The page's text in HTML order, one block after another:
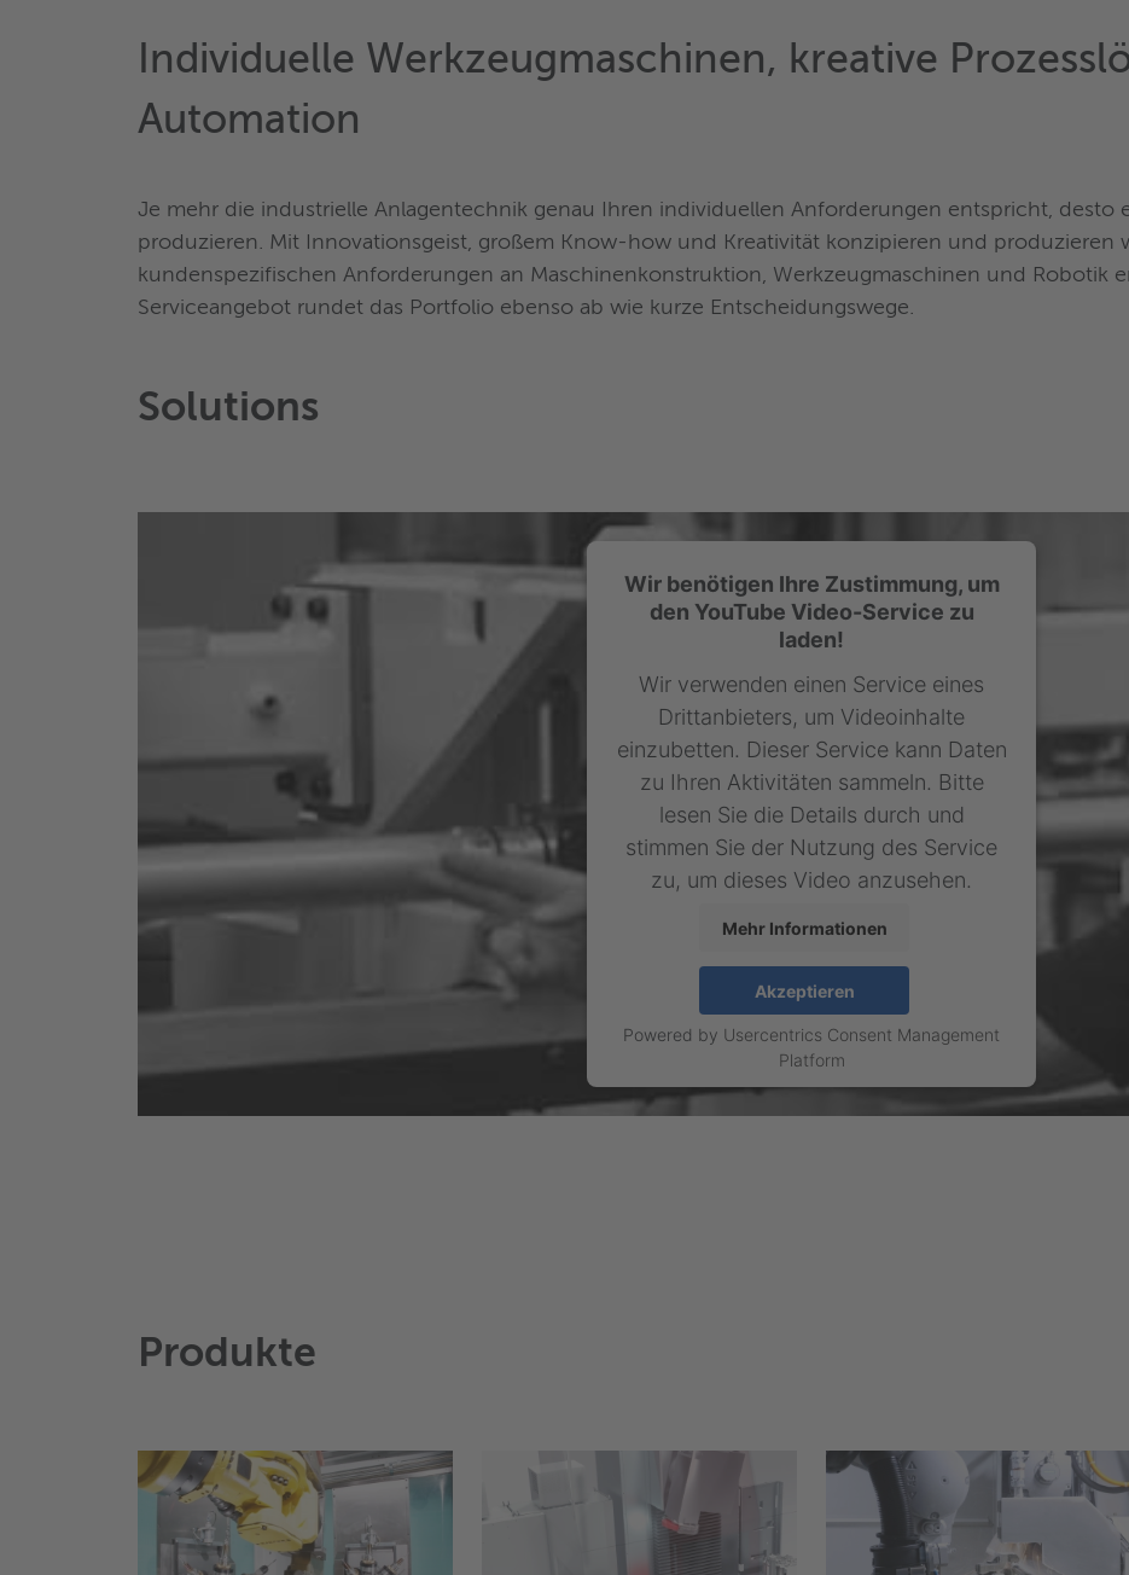
Individuelle Werkzeugmaschinen, kreative
Automation
Je mehr die industrielle Anlagentechnik genau Ihren individuellen Anforderungen entspricht, desto
produzieren. Mit Innovationsgeist, großem Know-how und Kreativität konzipieren und produzieren
kundenspezifischen Anforderungen an Maschinenkonstruktion, Werkzeugmaschinen und Robotik
Serviceangebot rundet das Portfolio ebenso ab wie kurze Entscheidungswege.
Solutions
Wir benötigen Ihre Zustimmung, um
den YouTube Video-Service zu
laden!
Wir verwenden einen Service eines
Drittanbieters, um Videoinhalte
einzubetten. Dieser Service kann Daten
zu Ihren Aktivitäten sammeln. Bitte
lesen Sie die Details durch und
stimmen Sie der Nutzung des Service
zu, um dieses Video anzusehen.
Mehr Informationen
Akzeptieren
Powered by Usercentrics Consent Management
Platform
Produkte